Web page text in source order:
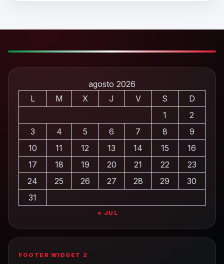
agosto 2026
L
M X J V S
D
1
2
3
4 5 6 7 8
9
10
11 12 13 14 15
16
17
18 19 20 21 22
23
24
25 26 27 28 29
30
31
« JUL
FOOTER WIDGET 2